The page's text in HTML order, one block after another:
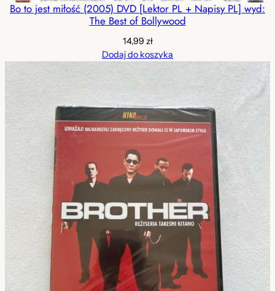
Bo to jest miłość (2005) DVD [Lektor PL + Napisy PL] wyd:
The Best of Bollywood
14,99 zł
Dodaj do koszyka